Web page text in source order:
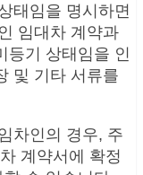
태임을 명시하면
임대차 계약과
등기 상태임을 인
및 기타 서류를
차인의 경우, 주
계약서에 확정